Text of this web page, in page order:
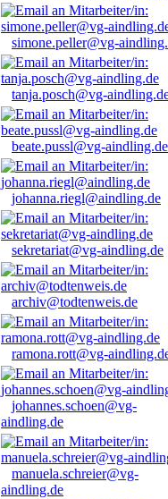
simone.peller@vg-
tanja.posch@vg-
beate.pussl@vg-aindling.de
johanna.riegl@aindling.de
sekretariat@vg-aindling.de
archiv@todtenweis.de
ramona.rott@vg-
johannes.schoen@vg-
aindling.de
manuela.schreier@vg-
aindling.de